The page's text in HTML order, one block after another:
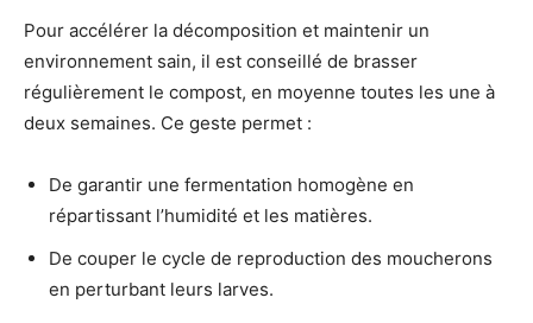
Pour accélérer la décomposition et maintenir un
environnement sain, il est conseillé de brasser
régulièrement le compost, en moyenne toutes les une à
deux semaines. Ce geste permet :
De garantir une fermentation homogène en
répartissant l’humidité et les matières.
De couper le cycle de reproduction des moucherons
en perturbant leurs larves.